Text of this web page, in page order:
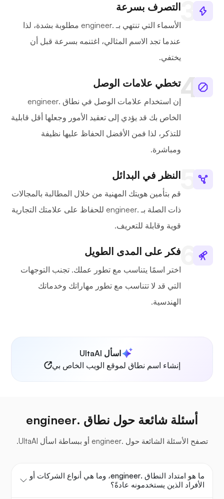
التصرف بسرعة
الأسماء التي تنتهي بـ .engineer مطلوبة بشدة، لذا
عندما تجد الاسم المثالي، اغتنمه بسرعة قبل أن
يختفي.
تخطي علامات الوصل
إن استخدام علامات الوصل في نطاق .engineer
الخاص بك قد يؤدي إلى تعقيد الأمور وجعلها أقل قابلية
للتذكر، لذا فمن الأفضل الحفاظ عليها نظيفة
ومباشرة.
النظر في البدائل
قم بتأمين هويتك المهنية من خلال المطالبة بالمجالات
ذات الصلة بـ .engineer للحفاظ على علامتك التجارية
قوية وقابلة للتعريف.
فكر على المدى الطويل
اختر اسمًا يتناسب مع تطور عملك. تجنب التوجهات
التي قد لا تتناسب مع تطور مهاراتك وخدماتك
الهندسية.
اسأل UltaAI
إنشاء اسم نطاق لموقع الويب الخاص بي
أسئلة شائعة حول نطاق .engineer
تصفح الأسئلة الشائعة حول .engineer أو ببساطة اسأل UltaAI.
ما هو امتداد النطاق .engineer، وما هي أنواع الشركات أو
الأفراد الذين يستخدمونه عادةً؟